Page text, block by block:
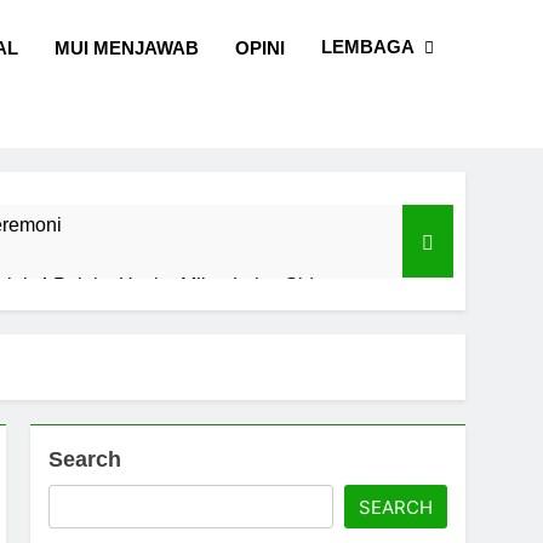
MUI MENJAWAB OPINI LEMBAGA
4 Pelaku Usaha Mikro Lulus Sidang
dan Sains
Search
SEARCH